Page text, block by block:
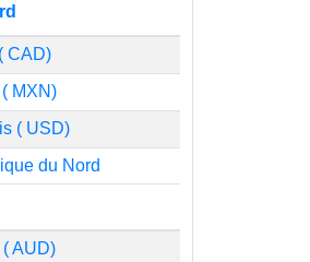
CAD)
MXN)
( USD)
du Nord
AUD)